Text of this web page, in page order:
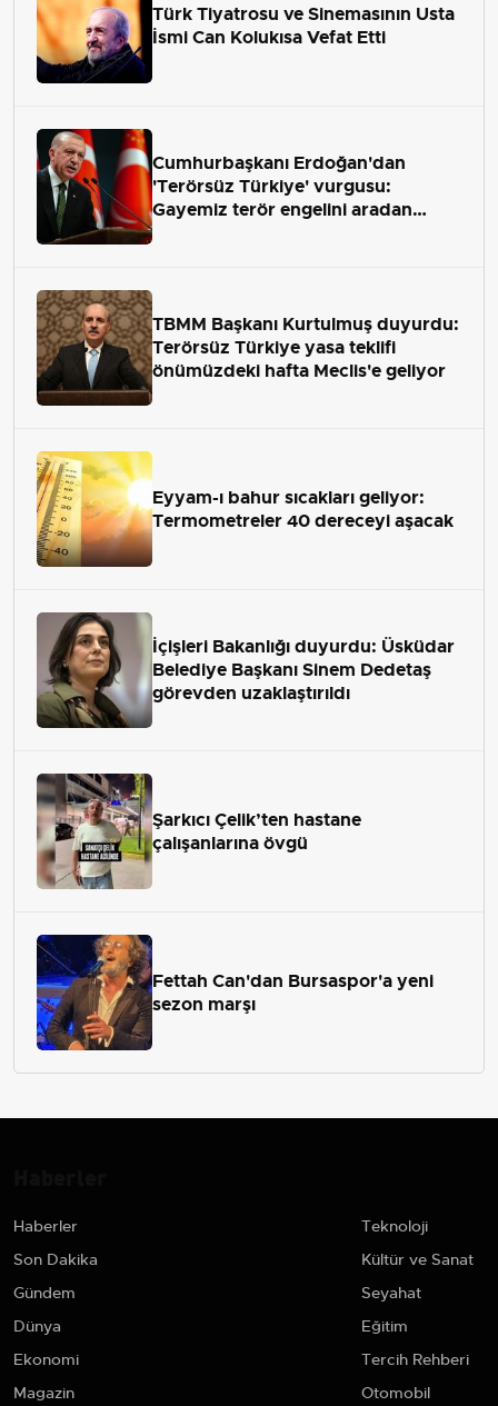
Türk Tiyatrosu ve Sinemasının Usta
İsmi Can Kolukısa Vefat Etti
Cumhurbaşkanı Erdoğan'dan
'Terörsüz Türkiye' vurgusu:
Gayemiz terör engelini aradan
TBMM Başkanı Kurtulmuş duyurdu:
Terörsüz Türkiye yasa teklifi
önümüzdeki hafta Meclis'e geliyor
Eyyam-ı bahur sıcakları geliyor:
Termometreler 40 dereceyi aşacak
İçişleri Bakanlığı duyurdu: Üsküdar
Belediye Başkanı Sinem Dedetaş
görevden uzaklaştırıldı
Şarkıcı Çelik’ten hastane
çalışanlarına övgü
Fettah Can'dan Bursaspor'a yeni
sezon marşı
Haberler
Son Dakika
Gündem
Dünya
Ekonomi
Magazin
Teknoloji
Kültür ve Sanat
Seyahat
Eğitim
Tercih Rehberi
Otomobil